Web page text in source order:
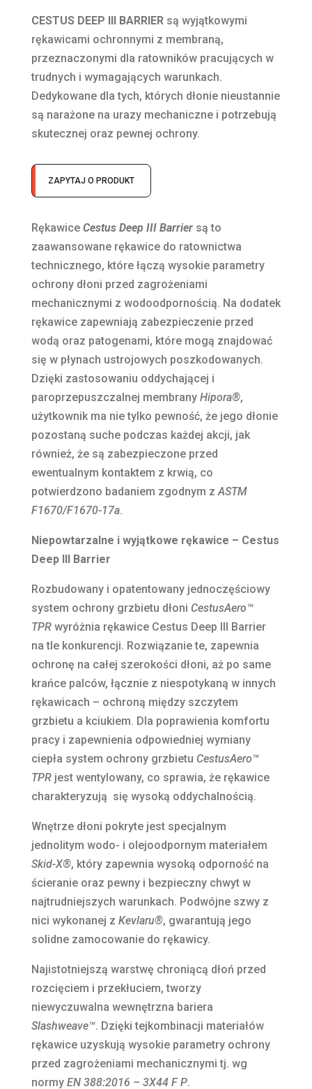
CESTUS DEEP III BARRIER są wyjątkowymi
rękawicami ochronnymi z membraną,
przeznaczonymi dla ratowników pracujących w
trudnych i wymagających warunkach.
Dedykowane dla tych, których dłonie nieustannie
są narażone na urazy mechaniczne i potrzebują
skutecznej oraz pewnej ochrony.
ZAPYTAJ O PRODUKT
Rękawice Cestus Deep III Barriersą to
zaawansowane rękawice do ratownictwa
technicznego, które łączą wysokie parametry
ochrony dłoni przed zagrożeniami
mechanicznymi z wodoodpornością. Na dodatek
rękawice zapewniają zabezpieczenie przed
wodą oraz patogenami, które mogą znajdować
się w płynach ustrojowych poszkodowanych.
Dzięki zastosowaniu oddychającej i
paroprzepuszczalnej membrany Hipora®,
użytkownik ma nie tylko pewność, że jego dłonie
pozostaną suche podczas każdej akcji, jak
również, że są zabezpieczone przed
ewentualnym kontaktem z krwią, co
potwierdzono badaniem zgodnym zASTM
F1670/F1670-17a.
Niepowtarzalne i wyjątkowe rękawice – Cestus
Deep III Barrier
Rozbudowany i opatentowany jednoczęściowy
system ochrony grzbietu dłoni CestusAero™
TPR wyróżnia rękawice Cestus Deep III Barrier
na tle konkurencji. Rozwiązanie te, zapewnia
ochronę na całej szerokości dłoni, aż po same
krańce palców, łącznie z niespotykaną w innych
rękawicach – ochroną między szczytem
grzbietu a kciukiem. Dla poprawienia komfortu
pracy i zapewnienia odpowiedniej wymiany
ciepła system ochrony grzbietu CestusAero™
TPRjest wentylowany, co sprawia, że rękawice
charakteryzują się wysoką oddychalnością.
Wnętrze dłoni pokryte jest specjalnym
jednolitym wodo- i olejoodpornym materiałem
Skid-X®, który zapewnia wysoką odporność na
ścieranie oraz pewny i bezpieczny chwyt w
najtrudniejszych warunkach. Podwójne szwy z
nici wykonanej z Kevlaru®, gwarantują jego
solidne zamocowanie do rękawicy.
Najistotniejszą warstwę chroniącą dłoń przed
rozcięciem i przekłuciem, tworzy
niewyczuwalna wewnętrzna bariera
Slashweave™. Dzięki tejkombinacji materiałów
rękawice uzyskują wysokie parametry ochrony
przed zagrożeniami mechanicznymi tj. wg
normy EN 388:2016 – 3X44 F P.